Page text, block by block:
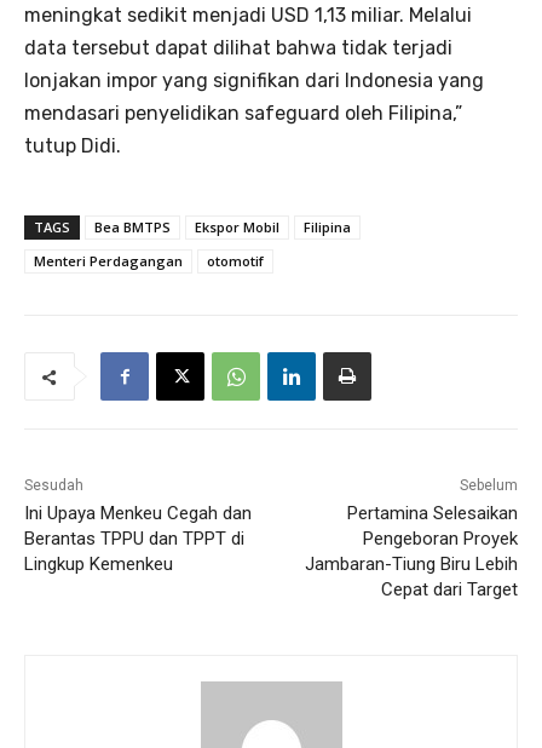
meningkat sedikit menjadi USD 1,13 miliar. Melalui
data tersebut dapat dilihat bahwa tidak terjadi
lonjakan impor yang signifikan dari Indonesia yang
mendasari penyelidikan safeguard oleh Filipina,”
tutup Didi.
TAGS Bea BMTPS Ekspor Mobil
Filipina
Menteri Perdagangan
otomotif
Sesudah
Ini Upaya Menkeu Cegah dan
Berantas TPPU dan TPPT di
Lingkup Kemenkeu
Sebelum
Pertamina Selesaikan
Pengeboran Proyek
Jambaran-Tiung Biru Lebih
Cepat dari Target